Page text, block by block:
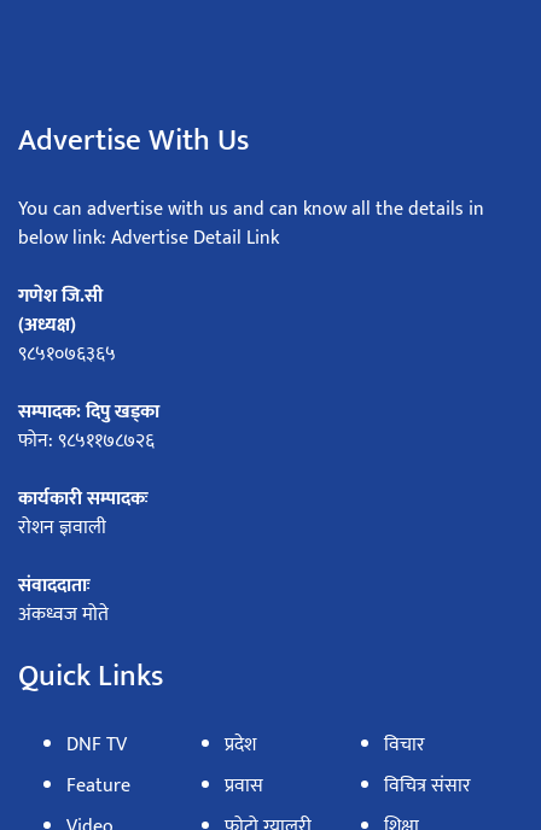
Advertise With Us
You can advertise with us and can know all the details in
below link: Advertise Detail Link
गणेश जि.सी
(अध्यक्ष)
९८५१०७६३६५
सम्पादक: दिपु खड्का
फोन: ९८५११७८७२६
कार्यकारी सम्पादकः
रोशन ज्ञवाली
संवाददाताः
अंकध्वज मोते
Quick Links
DNF TV
Feature
प्रदेश
प्रवास
विचार
विचित्र संसार